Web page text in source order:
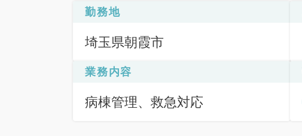
勤務地
埼玉県朝霞市
業務内容
病棟管理、救急対応